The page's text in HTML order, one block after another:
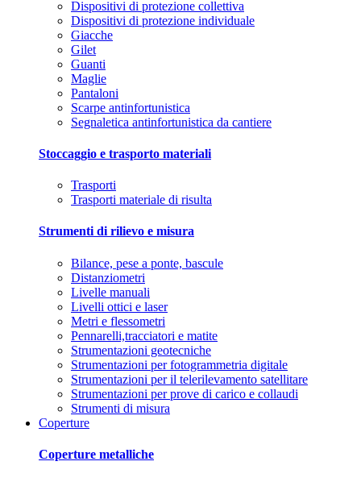
Dispositivi di protezione collettiva
Dispositivi di protezione individuale
Giacche
Gilet
Guanti
Maglie
Pantaloni
Scarpe antinfortunistica
Segnaletica antinfortunistica da cantiere
Stoccaggio e trasporto materiali
Trasporti
Trasporti materiale di risulta
Strumenti di rilievo e misura
Bilance, pese a ponte, bascule
Distanziometri
Livelle manuali
Livelli ottici e laser
Metri e flessometri
Pennarelli,tracciatori e matite
Strumentazioni geotecniche
Strumentazioni per fotogrammetria digitale
Strumentazioni per il telerilevamento satellitare
Strumentazioni per prove di carico e collaudi
Strumenti di misura
Coperture
Coperture metalliche